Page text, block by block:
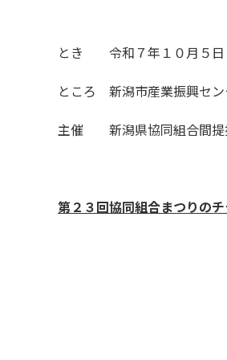
とき 令和７年１０月５日
ところ 新潟市産業振興セン
主催 新潟県協同組合間提
第２３回協同組合まつりのチ